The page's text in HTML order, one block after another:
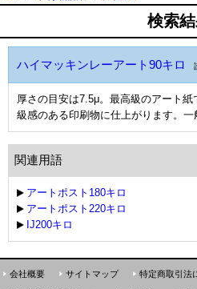
検索
ハイマッキンレーアート90キロ
厚さの目安は7.5μ。最高級のアート
級感のある印刷物に仕上がります。一
関連用語
アートポスト180キロ
アートポスト220キロ
IJ200キロ
会社概要 サイトマップ 特定商取引法